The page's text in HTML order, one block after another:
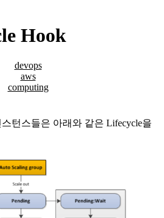
Hook
devops
aws
computing
턴스들은 아래와 같은 Lifecycle을